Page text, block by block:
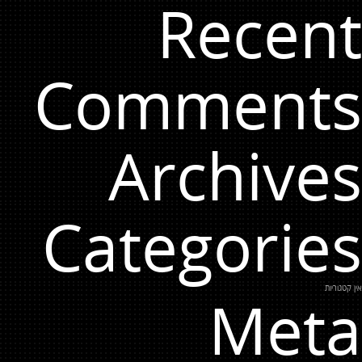
Recent
Comments
Archives
Categories
אין קטגוריות
Meta